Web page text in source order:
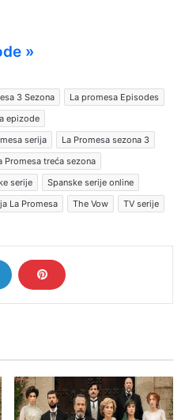
»
3 Sezona
La promesa Episodes
epizode
serija
La Promesa sezona 3
Promesa treća sezona
serije
Spanske serije online
La Promesa The Vow
TV serije